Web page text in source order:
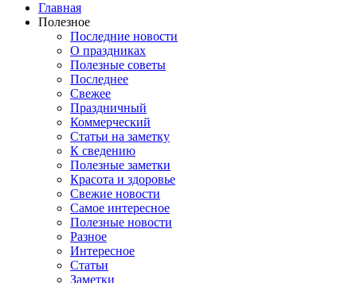
Главная
Полезное
Последние новости
О праздниках
Полезные советы
Последнее
Свежее
Праздничный
Коммерческий
Статьи на заметку
К сведению
Полезные заметки
Красота и здоровье
Свежие новости
Самое интересное
Полезные новости
Разное
Интересное
Статьи
Заметки